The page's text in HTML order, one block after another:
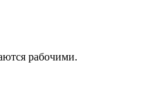
рабочими.